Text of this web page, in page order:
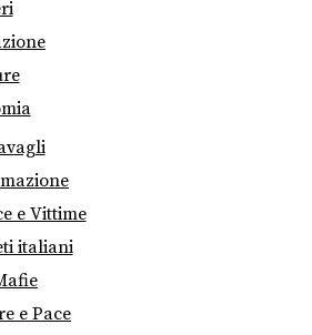
e Vittime
italiani
e Pace